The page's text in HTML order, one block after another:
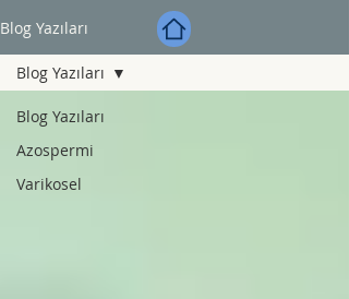
Blog Yazıları
Blog Yazıları
Azospermi
Varikosel
Blog Yazıları